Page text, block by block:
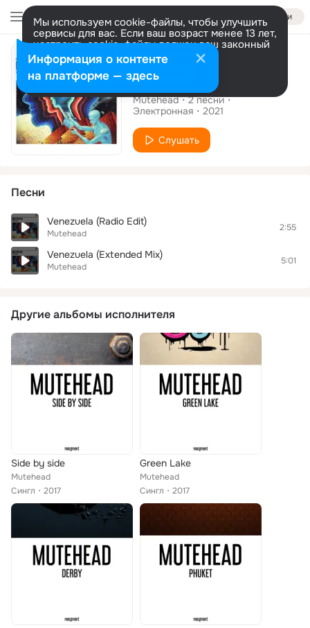
Войти
Мы используем cookie-файлы, чтобы улучшить
сервисы для вас. Если ваш возраст менее 13 лет,
настроить cookie-файлы должен ваш законный
представитель. Больше информации
Разрешить все Настроить
Альбом
Venezuela
Mutehead 2песни
Электронная
2021
Слушать
Песни
Venezuela (Radio Edit)
Mutehead
2:55
Venezuela (Extended Mix)
Mutehead
5:01
Другие альбомы исполнителя
Side by side
Mutehead
Сингл
2017
Green Lake
Mutehead
Сингл
2017
Информация о контенте
на платформе — здесь